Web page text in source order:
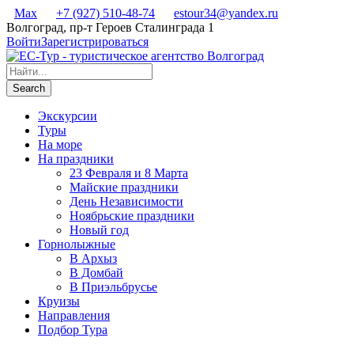
Max +7 (927) 510-48-74
estour34@yandex.ru
Волгоград, пр-т Героев Сталинграда 1
ВойтиЗарегистрироваться
Экскурсии
Туры
На море
На праздники
23 Февраля и 8 Марта
Майские праздники
День Независимости
Ноябрьские праздники
Новый год
Горнолыжные
В Архыз
В Домбай
В Приэльбрусье
Круизы
Направления
Подбор Тура